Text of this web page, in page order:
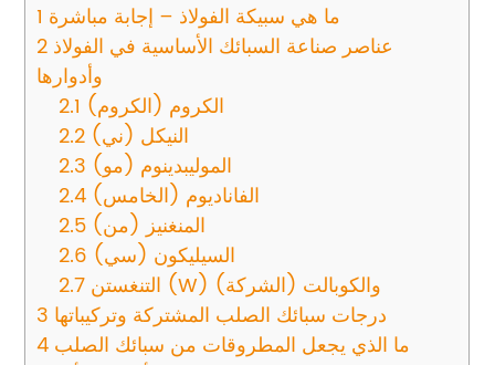
1 ما هي سبيكة الفولاذ – إجابة مباشرة
2
وأدوارها
2.1 الكروم (الكروم)
2.2 النيكل (ني)
2.3 الموليبدينوم (مو)
2.4 الفاناديوم (الخامس)
2.5 المنغنيز (من)
2.6 السيليكون (سي)
2.7
التنغستن (W) والكوبالت (الشركة)
3 درجات سبائك الصلب المشتركة وتركيباتها
4